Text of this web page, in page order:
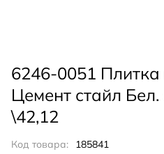
6246-0051 Плитка
Цемент стайл Бел.
\42,12
Код товара:
185841